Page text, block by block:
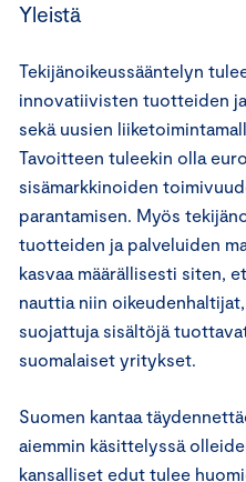
Yleistä
Tekijänoikeussääntelyn
innovatiivisten tuotteiden
sekä uusien
Tavoitteen tuleekin olla
sisämarkkinoiden
parantamisen. Myös
tuotteiden ja palveluiden
kasvaa määrällisesti siten,
nauttia niin
suojattuja sisältöjä
suomalaiset yritykset.
Suomen kantaa
aiemmin käsittelyssä
kansalliset edut tulee